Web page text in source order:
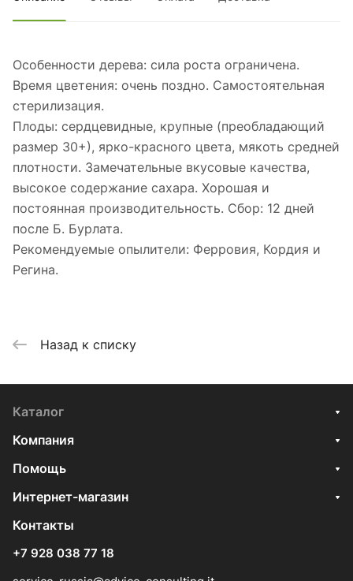
Особенности дерева: сила роста ограничена.
Время цветения: очень поздно. Самостоятельная
стерилизация.
Плоды: сердцевидные, крупные (преобладающий
размер 30+), ярко-красного цвета, мякоть средней
плотности. Замечательные вкусовые качества,
высокое содержание сахара. Хорошая и
постоянная производительность. Сбор: 12 дней
после Б. Бурлата.
Рекомендуемые опылители: Ферровия, Кордия и
Регина.
Назад к списку
Каталог
Компания
Помощь
Интернет-магазин
Контакты
+7 928 038 77 18